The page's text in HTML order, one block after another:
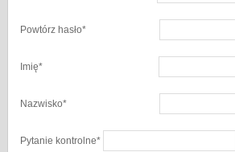
Powtórz hasło*
Imię*
Nazwisko*
Pytanie kontrolne*